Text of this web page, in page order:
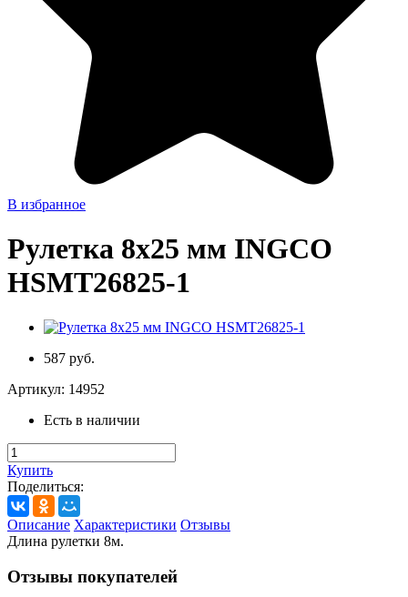
В избранное
Рулетка 8х25 мм INGCO
HSMT26825-1
587 руб.
Артикул: 14952
Есть в наличии
Купить
Поделиться:
Описание Характеристики Отзывы
Длина рулетки 8м.
Отзывы покупателей